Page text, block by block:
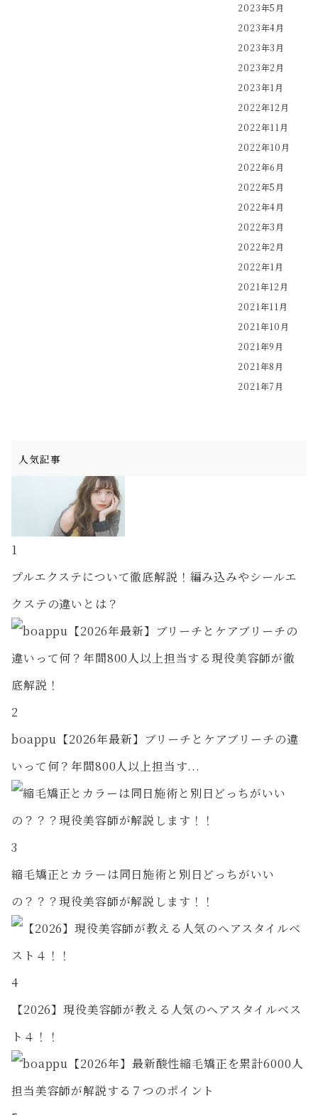
2023年5月
2023年4月
2023年3月
2023年2月
2023年1月
2022年12月
2022年11月
2022年10月
2022年6月
2022年5月
2022年4月
2022年3月
2022年2月
2022年1月
2021年12月
2021年11月
2021年10月
2021年9月
2021年8月
2021年7月
人気記事
1
プルエクステについて徹底解説！編み込みやシールエ
クステの違いとは？
2
boappu【2026年最新】ブリーチとケアブリーチの違
いって何？年間800人以上担当す...
3
縮毛矯正とカラーは同日施術と別日どっちがいい
の？？？現役美容師が解説します！！
4
【2026】現役美容師が教える人気のヘアスタイルベス
ト４！！